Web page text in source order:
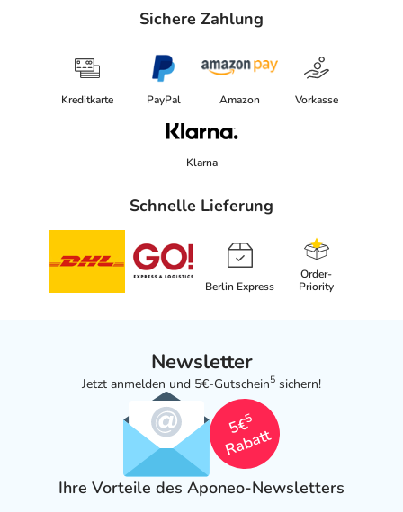
Sichere Zahlung
Kreditkarte PayPal Amazon Vorkasse
Klarna
Schnelle Lieferung
Berlin Express
Order-
Priority
Newsletter
Jetzt anmelden und 5€-Gutschein5 sichern!
5€
5
Rabatt
Ihre Vorteile des Aponeo-Newsletters